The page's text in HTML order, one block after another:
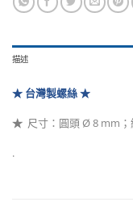
描述
★ 台灣製螺絲 ★
★ 尺寸：圓頭 Ø 8 mm
.